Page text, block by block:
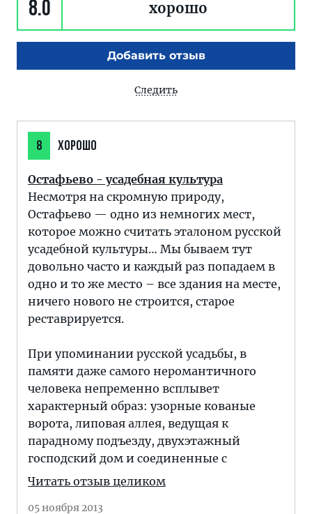
8.0 хорошо
Добавить отзыв
Следить
8 ХОРОШО
Остафьево - усадебная культура
Несмотря на скромную природу,
Остафьево — одно из немногих мест,
которое можно считать эталоном русской
усадебной культуры… Мы бываем тут
довольно часто и каждый раз попадаем в
одно и то же место – все здания на месте,
ничего нового не строится, старое
реставрируется.
При упоминании русской усадьбы, в
памяти даже самого неромантичного
человека непременно всплывет
характерный образ: узорные кованые
ворота, липовая аллея, ведущая к
парадному подъезду, двухэтажный
господский дом и соединенные с
Читать отзыв целиком
05 ноября 2013